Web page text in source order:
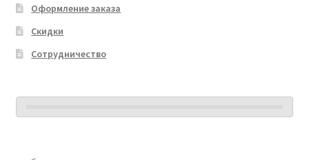
Оформление заказа
Скидки
Сотрудничество